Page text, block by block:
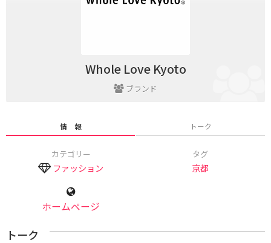
Whole Love Kyoto
ブランド
情 報 トーク
カテゴリー
ファッション
タグ
京都
ホームページ
トーク